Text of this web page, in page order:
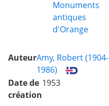
Monuments
antiques
d'Orange
AuteurAmy, Robert (1904-
1986)
Date de
création
1953